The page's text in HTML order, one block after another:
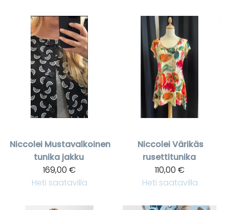
Niccolei Mustavalkoinen
tunika jakku
169,00 €
Heti saatavilla
NiccoleiVärikäs
rusettitunika
110,00 €
Heti saatavilla